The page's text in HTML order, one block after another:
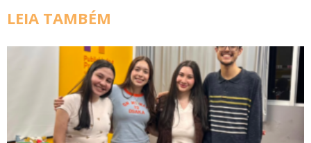
LEIA TAMBÉM